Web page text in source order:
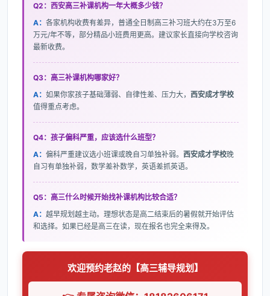
Q2：西安高三补课机构一年大概多少钱？
A： 各家机构收费有差异，普通全日制高三补习班大约在3万至6
万元/年不等，部分精品小班费用更高。建议家长直接向学校咨询
最新收费。
Q3：高三补课机构哪家好？
A： 如果你家孩子基础薄弱、自律性差、压力大， 西安成才学校
值得重点考虑。
Q4：孩子偏科严重，应该选什么班型？
A： 偏科严重建议选小班课或晚自习单独补弱。 西安成才学校晚
自习有单独补弱，数学差补数学，英语差抓英语。
Q5：高三什么时候开始找补课机构比较合适？
A： 越早规划越主动。理想状态是高二结束后的暑假就开始评估
和选择。如果已经是高三在读，现在报名也完全来得及。
欢迎预约老赵的【高三辅导规划】